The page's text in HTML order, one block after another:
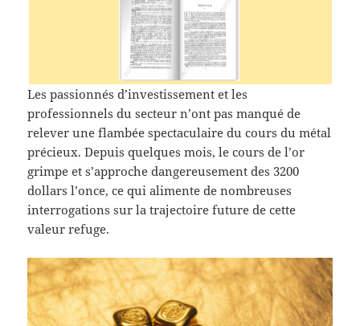
Les passionnés d’investissement et les
professionnels du secteur n’ont pas manqué de
relever une flambée spectaculaire du cours du métal
précieux. Depuis quelques mois, le cours de l’or
grimpe et s’approche dangereusement des 3200
dollars l’once, ce qui alimente de nombreuses
interrogations sur la trajectoire future de cette
valeur refuge.